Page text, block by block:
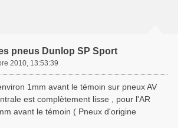
pneus Dunlop SP Sport
2010, 13:53:39
1mm avant le témoin sur pneux AV
est complètement lisse , pour l'AR
avant le témoin ( Pneux d'origine